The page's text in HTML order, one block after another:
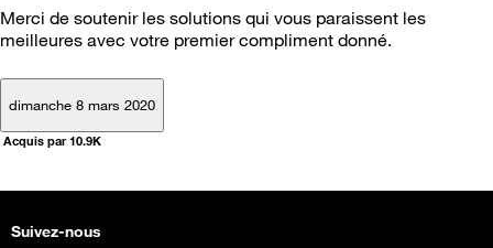
Merci de soutenir les solutions qui vous paraissent les
meilleures avec votre premier compliment donné.
dimanche 8 mars 2020
Acquis par 10.9K
Suivez-nous